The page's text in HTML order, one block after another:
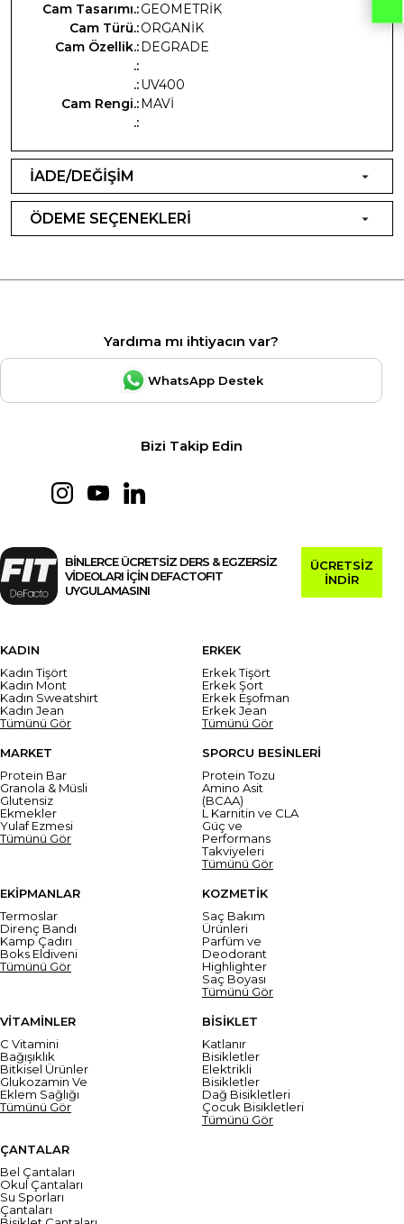
Cam Tasarımı.:GEOMETRİK
Cam Türü.:ORGANİK
Cam Özellik.:DEGRADE
.:
.:UV400
Cam Rengi.:MAVİ
.:
İADE/DEĞİŞİM
ÖDEME SEÇENEKLERİ
Yardıma mı ihtiyacın var?
WhatsApp Destek
Bizi Takip Edin
BİNLERCE ÜCRETSİZ DERS & EGZERSİZ
VİDEOLARI İÇİN DEFACTOFIT
UYGULAMASINI
ÜCRETSİZ
İNDİR
KADIN
Kadın Tişört
Kadın Mont
Kadın Sweatshirt
Kadın Jean
Tümünü Gör
ERKEK
Erkek Tişört
Erkek Şort
Erkek Eşofman
Erkek Jean
Tümünü Gör
MARKET
Protein Bar
Granola & Müsli
Glutensiz
Ekmekler
Yulaf Ezmesi
Tümünü Gör
SPORCU BESİNLERİ
Protein Tozu
Amino Asit
(BCAA)
L Karnitin ve CLA
Güç ve
Performans
Takviyeleri
Tümünü Gör
EKİPMANLAR
Termoslar
Direnç Bandı
Kamp Çadırı
Boks Eldiveni
Tümünü Gör
KOZMETİK
Saç Bakım
Ürünleri
Parfüm ve
Deodorant
Highlighter
Saç Boyası
Tümünü Gör
VİTAMİNLER
C Vitamini
Bağışıklık
Bitkisel Ürünler
Glukozamin Ve
Eklem Sağlığı
Tümünü Gör
BİSİKLET
Katlanır
Bisikletler
Elektrikli
Bisikletler
Dağ Bisikletleri
Çocuk Bisikletleri
Tümünü Gör
ÇANTALAR
Bel Çantaları
Okul Çantaları
Su Sporları
Çantaları